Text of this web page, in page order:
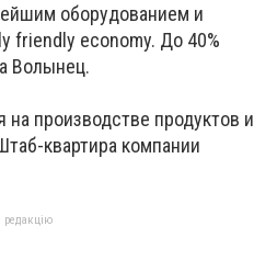
оборудованием и
friendly economy. До 40%
Волынец.
производстве продуктов и
квартира компании
редакцію